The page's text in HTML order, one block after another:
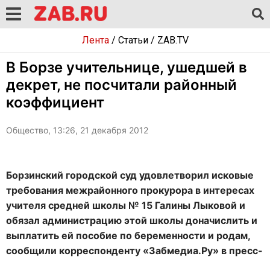
Лента/ Статьи/ ZAB.TV
В Борзе учительнице, ушедшей в
декрет, не посчитали районный
коэффициент
Общество, 13:26, 21 декабря 2012
Борзинский городской суд удовлетворил исковые
требования межрайонного прокурора в интересах
учителя средней школы № 15 Галины Лыковой и
обязал администрацию этой школы доначислить и
выплатить ей пособие по беременности и родам,
сообщили корреспонденту «Забмедиа.Ру» в пресс-